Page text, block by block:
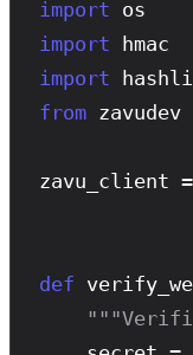
import
import
import
from zavudev
zavu_client =
def